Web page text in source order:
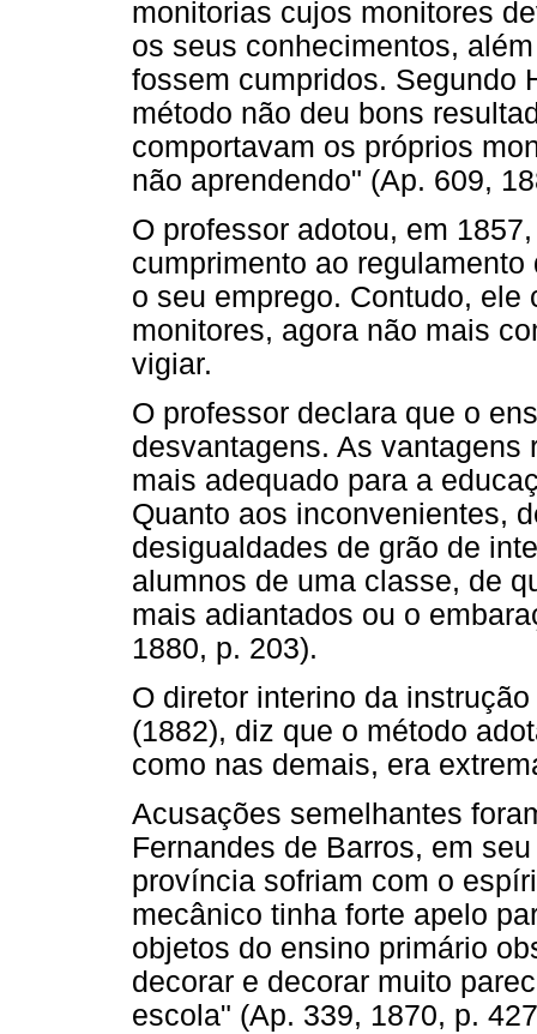
monitorias cujos monitores
os seus conhecimentos,
fossem cumpridos. Segundo
método não deu bons
comportavam os próprios
não aprendendo" (Ap. 609,
O professor adotou, em
cumprimento ao
o seu emprego. Contudo,
monitores, agora não mais
vigiar.
O professor declara que o
desvantagens. As vantagens
mais adequado para a
Quanto aos inconvenientes,
desigualdades de grão de
alumnos de uma classe, de
mais adiantados ou o
1880, p. 203).
O diretor interino da
(1882), diz que o método
como nas demais, era
Acusações semelhantes
Fernandes de Barros, em
província sofriam com o
mecânico tinha forte apelo
objetos do ensino primário
decorar e decorar muito
escola" (Ap. 339, 1870, p.